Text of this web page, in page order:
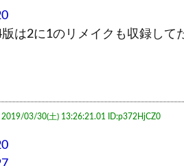
版は2に1のリメイクも収録して
2019/03/30(土) 13:26:21.01 ID:p372HjCZ0